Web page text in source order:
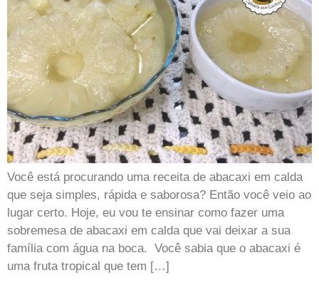
Você está procurando uma receita de abacaxi em calda
que seja simples, rápida e saborosa? Então você veio ao
lugar certo. Hoje, eu vou te ensinar como fazer uma
sobremesa de abacaxi em calda que vai deixar a sua
família com água na boca. Você sabia que o abacaxi é
uma fruta tropical que tem […]